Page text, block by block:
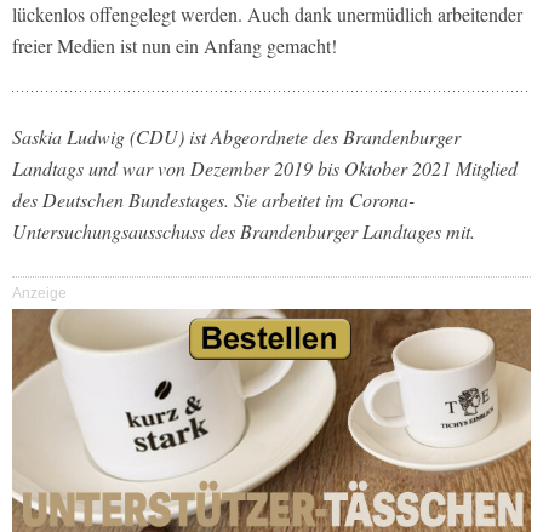
lückenlos offengelegt werden. Auch dank unermüdlich arbeitender
freier Medien ist nun ein Anfang gemacht!
Saskia Ludwig (CDU) ist Abgeordnete des Brandenburger
Landtags und war von Dezember 2019 bis Oktober 2021 Mitglied
des Deutschen Bundestages. Sie arbeitet im Corona-
Untersuchungsausschuss des Brandenburger Landtages mit.
Anzeige